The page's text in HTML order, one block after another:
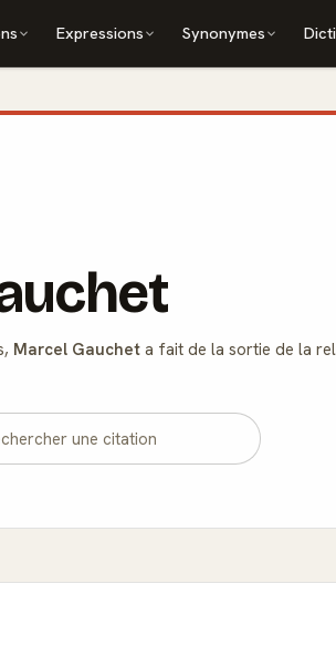
Expressions Synonymes
Marcel Gaucheta fait de la sortie de la